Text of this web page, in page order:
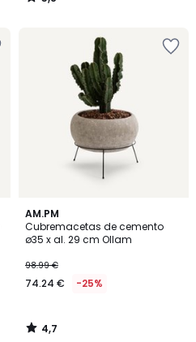
/
AM.PM
Cubremacetas de cemento
ø35 x al. 29 cm Ollam
98.99 €
74.24 € -25%
4,7
/ 5
4,7
/